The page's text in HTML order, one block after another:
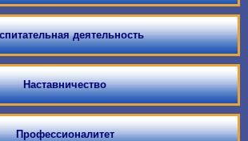
деятельность
Наставничество
Профессионалитет